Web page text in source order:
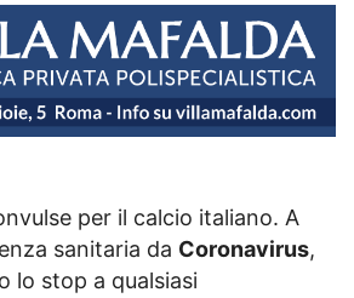
per il calcio italiano. A
sanitaria da Coronavirus,
lo stop a qualsiasi